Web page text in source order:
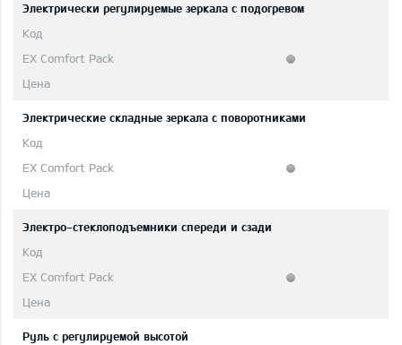
Электрически регулируемые зеркала с подогревом
Электрические складные зеркала с поворотниками
Электро-стеклоподъемники спереди и сзади
Руль с регулируемой высотой